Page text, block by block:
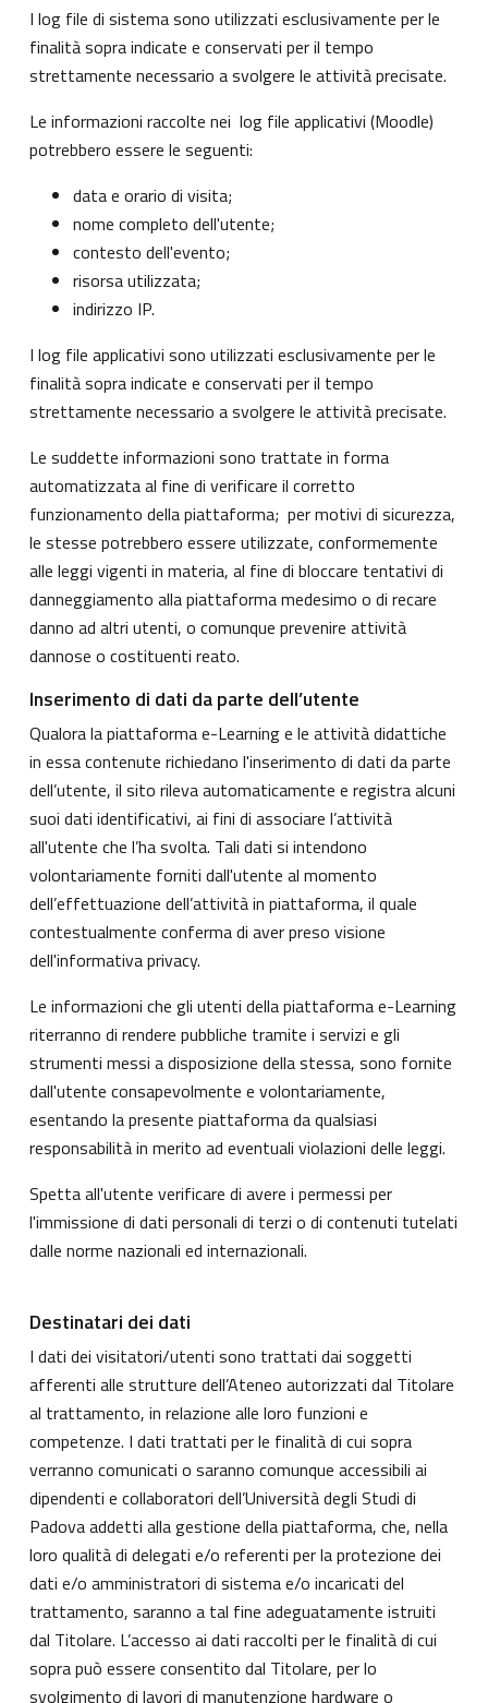
I log file di sistema sono utilizzati esclusivamente per le
finalità sopra indicate e conservati per il tempo
strettamente necessario a svolgere le attività precisate.
Le informazioni raccolte nei log file applicativi (Moodle)
potrebbero essere le seguenti:
data e orario di visita;
nome completo dell'utente;
contesto dell'evento;
risorsa utilizzata;
indirizzo IP.
I log file applicativi sono utilizzati esclusivamente per le
finalità sopra indicate e conservati per il tempo
strettamente necessario a svolgere le attività precisate.
Le suddette informazioni sono trattate in forma
automatizzata al fine di verificare il corretto
funzionamento della piattaforma; per motivi di sicurezza,
le stesse potrebbero essere utilizzate, conformemente
alle leggi vigenti in materia, al fine di bloccare tentativi di
danneggiamento alla piattaforma medesimo o di recare
danno ad altri utenti, o comunque prevenire attività
dannose o costituenti reato.
Inserimento di dati da parte dell’utente
Qualora la piattaforma e-Learning e le attività didattiche
in essa contenute richiedano l'inserimento di dati da parte
dell’utente, il sito rileva automaticamente e registra alcuni
suoi dati identificativi, ai fini di associare l’attività
all'utente che l’ha svolta. Tali dati si intendono
volontariamente forniti dall'utente al momento
dell’effettuazione dell’attività in piattaforma, il quale
contestualmente conferma di aver preso visione
dell'informativa privacy.
Le informazioni che gli utenti della piattaforma e-Learning
riterranno di rendere pubbliche tramite i servizi e gli
strumenti messi a disposizione della stessa, sono fornite
dall'utente consapevolmente e volontariamente,
esentando la presente piattaforma da qualsiasi
responsabilità in merito ad eventuali violazioni delle leggi.
Spetta all'utente verificare di avere i permessi per
l'immissione di dati personali di terzi o di contenuti tutelati
dalle norme nazionali ed internazionali.
Destinatari dei dati
I dati dei visitatori/utenti sono trattati dai soggetti
afferenti alle strutture dell’Ateneo autorizzati dal Titolare
al trattamento, in relazione alle loro funzioni e
competenze. I dati trattati per le finalità di cui sopra
verranno comunicati o saranno comunque accessibili ai
dipendenti e collaboratori dell’Università degli Studi di
Padova addetti alla gestione della piattaforma, che, nella
loro qualità di delegati e/o referenti per la protezione dei
dati e/o amministratori di sistema e/o incaricati del
trattamento, saranno a tal fine adeguatamente istruiti
dal Titolare. L’accesso ai dati raccolti per le finalità di cui
sopra può essere consentito dal Titolare, per lo
svolgimento di lavori di manutenzione hardware o